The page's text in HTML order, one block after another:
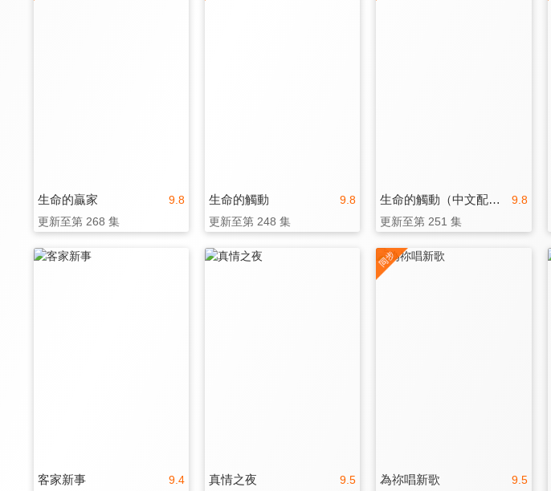
9.8
生命的贏家
更新至第 268 集
9.8
生命的觸動
更新至第 248 集
9.8
生命的觸動（中文配音）
更新至第 251 集
9.4
客家新事 9.5
真情之夜 9.5
為祢唱新歌